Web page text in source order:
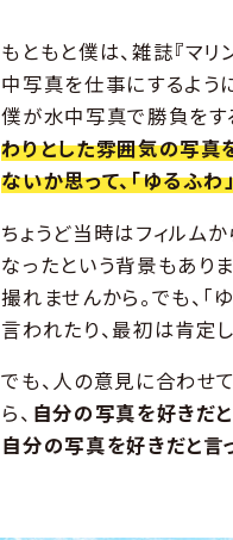
もともと僕は、雑誌『マ
中写真を仕事にするよう
僕が水中写真で勝負をす
わりとした雰囲気の写真
ないか思って、「ゆるふ
ちょうど当時はフィルム
なったという背景もあり
撮れませんから。でも、
言われたり、最初は肯定
でも、人の意見に合わせ
ら、 自分の写真を好きだ
自分の写真を好きだと言